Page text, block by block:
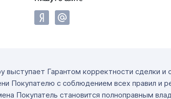
выступает Гарантом корректности сделки
Покупателю с соблюдением всех правил и
Покупатель становится полноправным